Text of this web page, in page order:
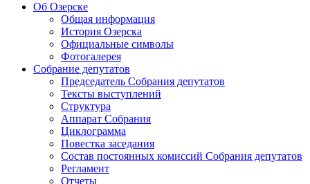
Об Озерске
Общая информация
История Озерска
Официальные символы
Фотогалерея
Собрание депутатов
Председатель Собрания депутатов
Тексты выступлений
Структура
Аппарат Собрания
Циклограмма
Повестка заседания
Состав постоянных комиссий Собрания депутатов
Регламент
Отчеты